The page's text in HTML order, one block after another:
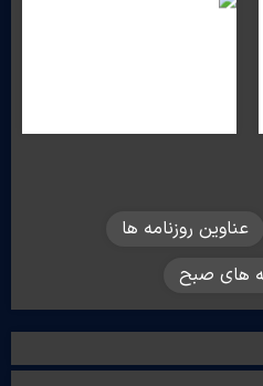
عناوین روزنامه ها
های صبح